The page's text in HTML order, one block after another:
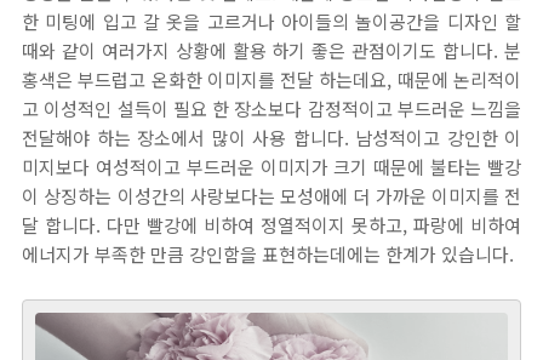
한 미팅에 입고 갈 옷을 고르거나 아이들의 놀이공간을 디자인 할
때와 같이 여러가지 상황에 활용 하기 좋은 관점이기도 합니다. 분
홍색은 부드럽고 온화한 이미지를 전달 하는데요, 때문에 논리적이
고 이성적인 설득이 필요 한 장소보다 감정적이고 부드러운 느낌을
전달해야 하는 장소에서 많이 사용 합니다. 남성적이고 강인한 이
미지보다 여성적이고 부드러운 이미지가 크기 때문에 불타는 빨강
이 상징하는 이성간의 사랑보다는 모성애에 더 가까운 이미지를 전
달 합니다. 다만 빨강에 비하여 정열적이지 못하고, 파랑에 비하여
에너지가 부족한 만큼 강인함을 표현하는데에는 한계가 있습니다.